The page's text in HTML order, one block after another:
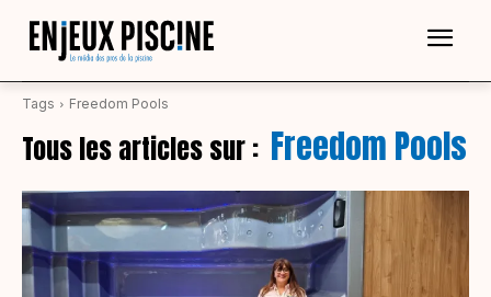
Tags Freedom Pools
Tous les articles sur : Freedom Pools